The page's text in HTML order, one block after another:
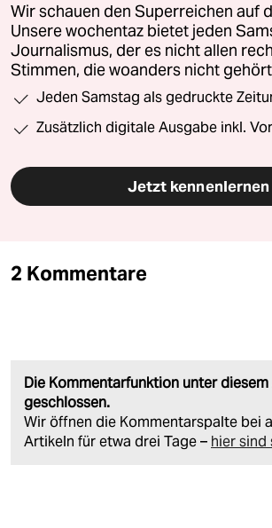
Wir schauen den Superreichen auf
Unsere wochentaz bietet jeden
Journalismus, der es nicht allen
Stimmen, die woanders nicht
Jeden Samstag als gedruckte
Zusätzlich digitale Ausgabe inkl.
Jetzt kennenlernen
2 Kommentare
Die Kommentarfunktion unter
geschlossen.
Wir öffnen die Kommentarspalte bei
Artikeln für etwa drei Tage – hier sind